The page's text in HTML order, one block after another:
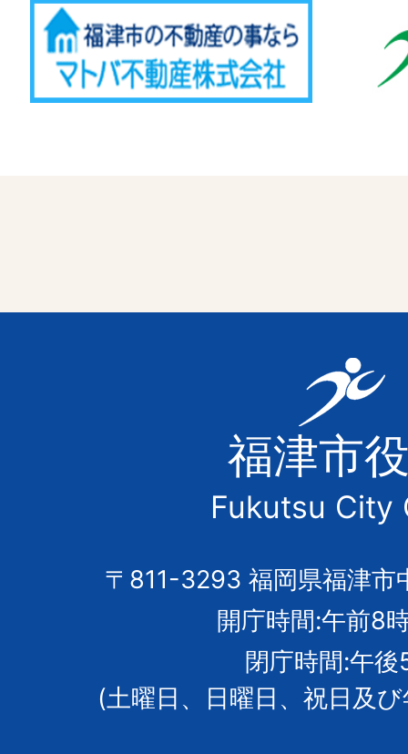
福
津
市
の
市
章
福津市
Fukutsu City
〒811-3293 福岡県福津市
開庁時間:午前8
閉庁時間:午後
(土曜日、日曜日、祝日及